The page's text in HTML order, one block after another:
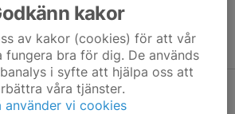
Inget referat skrivet
kakor
av kakor (cookies) för att vår
fungera bra för dig. De används
i syfte att hjälpa oss att
våra tjänster.
använder vi cookies